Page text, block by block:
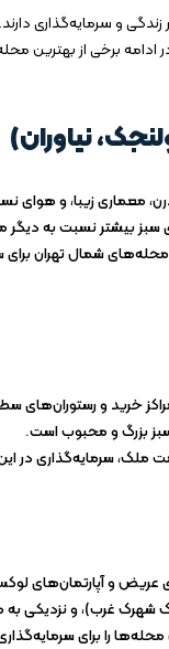
و سرمایه‌گذاری
برخی از بهترین
نیاوران)
معماری زیبا، و هوای
سبز بیشتر نسبت به دیگر
محله‌های شمال تهران
خرید و رستوران‌های
بزرگ و محبوب است.
ملک، سرمایه‌گذاری در
عریض و آپارتمان‌های
شهرک غرب)، و نزدیکی به
را برای